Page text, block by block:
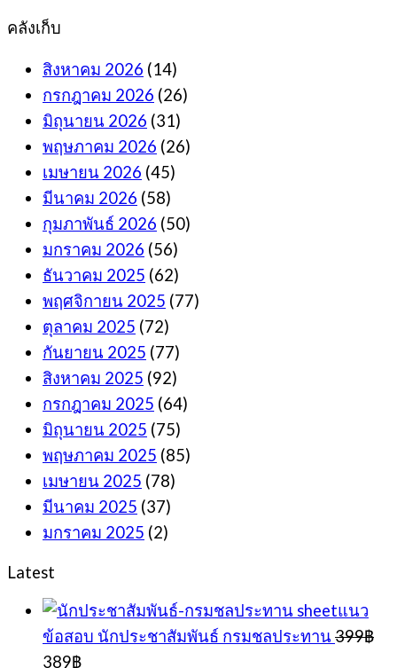
คลังเก็บ
สิงหาคม 2026 (14)
กรกฎาคม 2026 (26)
มิถุนายน 2026 (31)
พฤษภาคม 2026 (26)
เมษายน 2026 (45)
มีนาคม 2026 (58)
กุมภาพันธ์ 2026 (50)
มกราคม 2026 (56)
ธันวาคม 2025 (62)
พฤศจิกายน 2025 (77)
ตุลาคม 2025 (72)
กันยายน 2025 (77)
สิงหาคม 2025 (92)
กรกฎาคม 2025 (64)
มิถุนายน 2025 (75)
พฤษภาคม 2025 (85)
เมษายน 2025 (78)
มีนาคม 2025 (37)
มกราคม 2025 (2)
Latest
sheetแนว
ข้อสอบ นักประชาสัมพันธ์ กรมชลประทาน 399฿
Original
389฿Current